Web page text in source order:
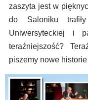
zaszyta jest w
do Saloniku
Uniwersyteckiej i
teraźniejszość?
piszemy nowe